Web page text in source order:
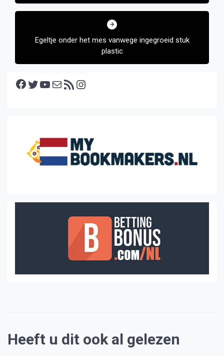
Egeltje onder het mes vanwege ingegroeid stuk
plastic
Facebook Twitter YouTube E-mail RSS feed
Heeft u dit ook al gelezen